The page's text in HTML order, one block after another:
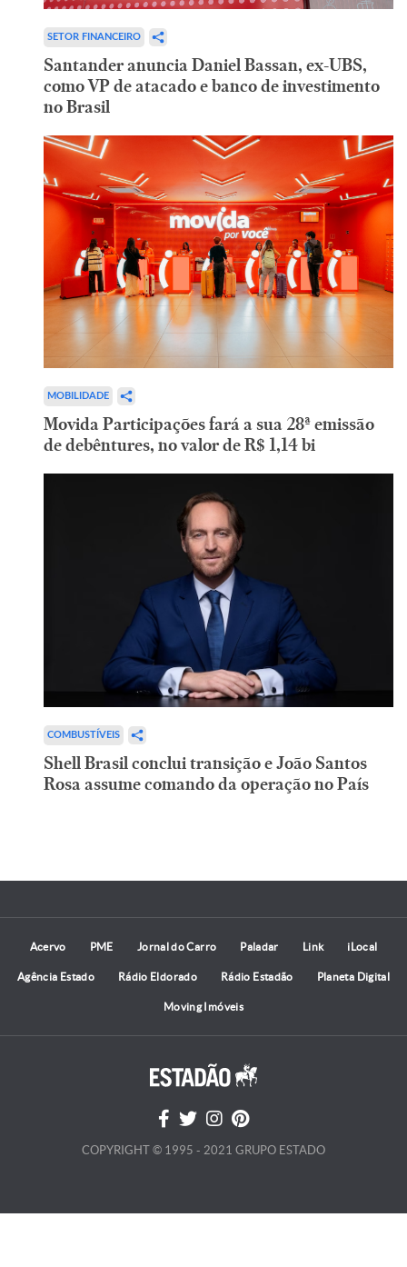
SETOR FINANCEIRO
Santander anuncia Daniel Bassan, ex-UBS,
como VP de atacado e banco de investimento
no Brasil
MOBILIDADE
Movida Participações fará a sua 28ª emissão
de debêntures, no valor de R$ 1,14 bi
COMBUSTÍVEIS
Shell Brasil conclui transição e João Santos
Rosa assume comando da operação no País
Acervo PME Jornal do Carro Paladar Link iLocal
Agência Estado Rádio Eldorado Rádio Estadão Planeta Digital
Moving Imóveis
COPYRIGHT © 1995 - 2021 GRUPO ESTADO